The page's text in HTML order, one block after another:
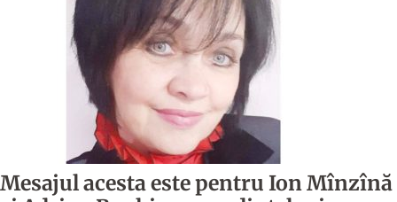
Mesajul acesta este pentru Ion Mînzînă